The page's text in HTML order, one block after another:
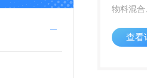
物料混
颗粒、
查看